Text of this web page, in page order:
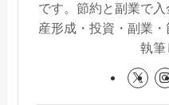
です。節約と副業で
産形成・投資・副業
執筆